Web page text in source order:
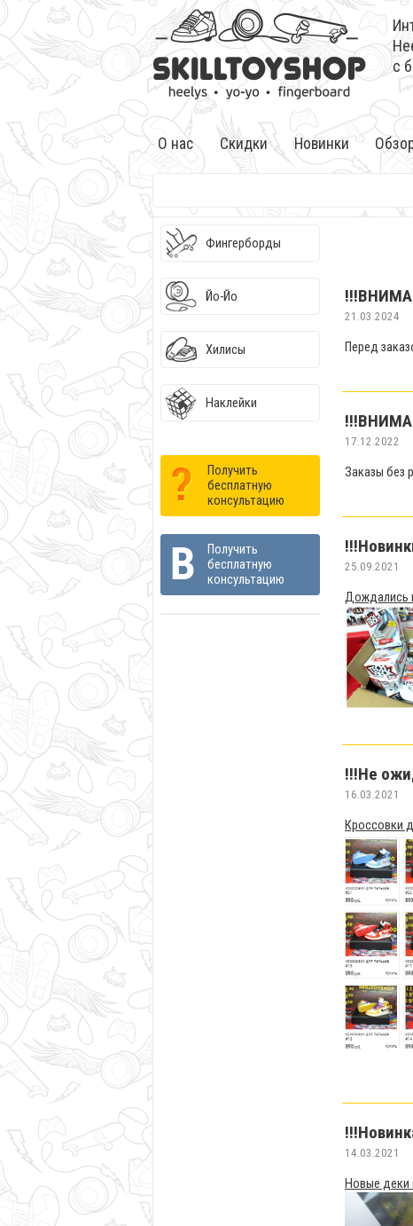
с
О нас Скидки Новинки
Фингерборды
Йо-Йо
Хилисы
Наклейки
Получить
бесплатную
консультацию
Получить
бесплатную
консультацию
21.03.2024
Перед
17.12.2022
Заказы без
25.09.2021
Дождались
!!!Не
16.03.2021
Кроссовки
14.03.2021
Новые деки